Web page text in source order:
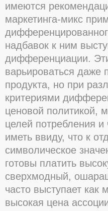
имеются
маркетинга-микс
надбавок к ним
дифференциации.
варьироваться даже
продукта, но при
критериями
ценовой политикой,
целей потребления и
иметь ввиду, что к
символическое
готовы платить
сверхмодный,
часто выступает как
высокая цена